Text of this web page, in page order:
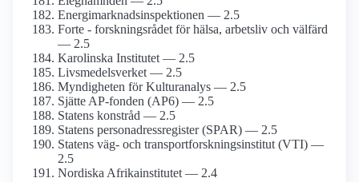
Energimarknads­inspektionen — 2.5
Forte - forskningsrådet för hälsa, arbetsliv och välfärd
— 2.5
Karolinska Institutet — 2.5
Livsmedels­verket — 2.5
Myndigheten för Kulturanalys — 2.5
Sjätte AP-fonden (AP6) — 2.5
Statens konstråd — 2.5
Statens person­adress­register (SPAR) — 2.5
Statens väg- och transport­forsknings­institut (VTI) —
2.5
Nordiska Afrika­institutet — 2.4